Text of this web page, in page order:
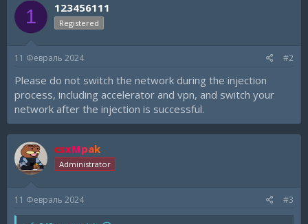
1 123456111
Registered
11 Февраль 2024 #2
Please do not switch the network during the injection
process, including accelerator and vpn, and switch your
network after the injection is successful.
csxMpak
Administrator
11 Февраль 2024 #3